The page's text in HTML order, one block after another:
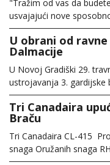
"Tražim od vas da
usvajajući nove
U obrani od
Dalmacije
U Novoj Gradiški 29.
ustrojavanja 3. gardijske
Tri Canadaira
Braču
Tri Canadaira CL-415
snaga Oružanih snaga